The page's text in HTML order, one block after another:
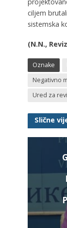
ciljem
sistemska
(N.N.,
Oznake
Negativno
Ured za
Slične